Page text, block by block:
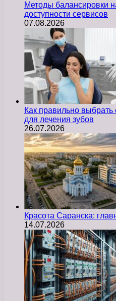
Методы балансировки
доступности сервисов
07.08.2026
Как правильно выбрать
для лечения зубов
26.07.2026
Красота Саранска:
14.07.2026